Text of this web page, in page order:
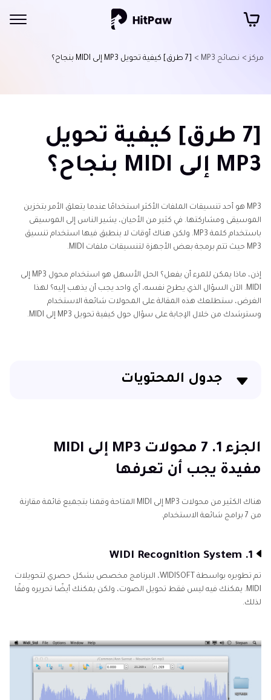
مركز > نصائح MP3 > [7 طرق] كيفية تحويل MP3 إلى MIDI بنجاح؟
[7 طرق] كيفية تحويل
MP3 إلى MIDI بنجاح؟
MP3 هو أحد تنسيقات الملفات الأكثر استخدامًا عندما يتعلق الأمر بتخزين
الموسيقى ومشاركتها. في كثير من الأحيان، يشير الناس إلى الموسيقى
باستخدام كلمة MP3. ولكن هناك أوقات لا ينطبق فيها استخدام تنسيق
MP3 حيث تتم برمجة بعض الأجهزة لتنسيقات ملفات MIDI.
إذن، ماذا يمكن للمرء أن يفعل؟ الحل الأسهل هو استخدام محول MP3 إلى
MIDI. الآن السؤال الذي يطرح نفسه، أي واحد يجب أن يذهب إليه؟ لهذا
الغرض، ستطلعك هذه المقالة على المحولات شائعة الاستخدام
وسترشدك من خلال الإجابة على سؤال حول كيفية تحويل MP3 إلى MIDI.
جدول المحتويات
الجزء 2. نصائح احترافية: الارتقاء بجودة الصوت للحصول
على تحليل MP3 إلى MIDI مثالي
الخُلاصة
الجزء 1. 7 محولات MP3 إلى MIDI
مفيدة يجب أن تعرفها
هناك الكثير من محولات MP3 إلى MIDI المتاحة وقمنا بتجميع قائمة مقارنة
من 7 برامج شائعة الاستخدام.
1. WIDI Recognition System
تم تطويره بواسطة WIDISOFT، البرنامج مخصص بشكل حصري لتحويلات
MIDI. يمكنك فيه ليس فقط تحويل الصوت، ولكن يمكنك أيضًا تحريره وفقًا
لذلك.